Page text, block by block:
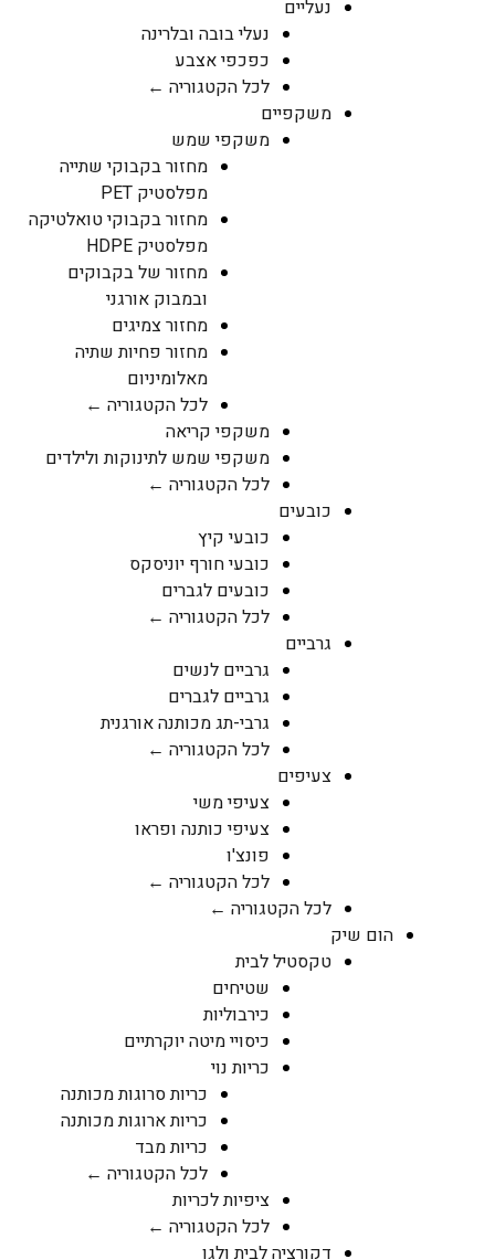
נעליים
נעלי בובה ובלרינה
כפכפי אצבע
לכל הקטגוריה ←
משקפיים
משקפי שמש
מחזור בקבוקי שתייה
מפלסטיק PET
מחזור בקבוקי טואלטיקה
מפלסטיק HDPE
מחזור של בקבוקים
ובמבוק אורגני
מחזור צמיגים
מחזור פחיות שתיה
מאלומיניום
לכל הקטגוריה ←
משקפי קריאה
משקפי שמש לתינוקות ולילדים
לכל הקטגוריה ←
כובעים
כובעי קיץ
כובעי חורף יוניסקס
כובעים לגברים
לכל הקטגוריה ←
גרביים
גרביים לנשים
גרביים לגברים
גרבי-תג מכותנה אורגנית
לכל הקטגוריה ←
צעיפים
צעיפי משי
צעיפי כותנה ופראו
פונצ'ו
לכל הקטגוריה ←
לכל הקטגוריה ←
הום שיק
טקסטיל לבית
שטיחים
כירבוליות
כיסויי מיטה יוקרתיים
כריות נוי
כריות סרוגות מכותנה
כריות ארוגות מכותנה
כריות מבד
לכל הקטגוריה ←
ציפיות לכריות
לכל הקטגוריה ←
דקורציה לבית ולגן